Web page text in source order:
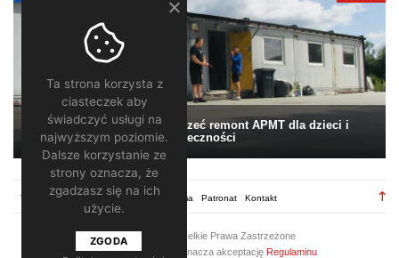
Pomagamy. Warto wesprzeć remont APMT dla dzieci i
społeczności
Regulamin Redakcja Reklama Patronat Kontakt
2026 ©
/ Wszelkie Prawa Zastrzeżone
Korzystanie z portalu oznacza akceptację Regulaminu
Ta strona korzysta z
ciasteczek aby
świadczyć usługi na
najwyższym poziomie.
Dalsze korzystanie ze
strony oznacza, że
zgadzasz się na ich
użycie.
ZGODA